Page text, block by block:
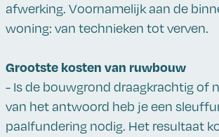
afwerking. Voornamelijk aan de
woning: van technieken tot verven.
Grootste kosten van ruwbouw
- Is de bouwgrond draagkrachtig of
van het antwoord heb je een
paalfundering nodig. Het resultaat